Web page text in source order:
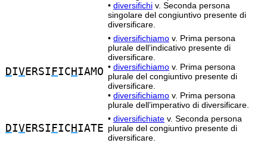
• diversifichi v. Seconda persona
singolare del congiuntivo presente di
diversificare.
DIVERSI FIC H IAMO
• diversifichiamo v. Prima persona
plurale dell’indicativo presente di
diversificare.
• diversifichiamo v. Prima persona
plurale del congiuntivo presente di
diversificare.
• diversifichiamo v. Prima persona
plurale dell’imperativo di diversificare.
DIVERSI FIC H IATE
• diversifichiate v. Seconda persona
plurale del congiuntivo presente di
diversificare.